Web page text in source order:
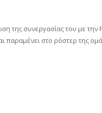
της συνεργασίας του με
παραμένει στο ρόστερ της